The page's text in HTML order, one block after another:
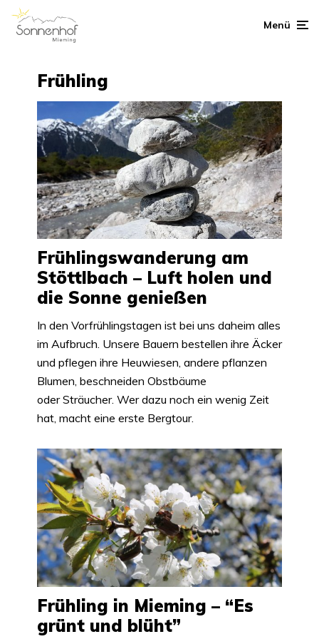
Menü
Frühling
Frühlingswanderung am
Stöttlbach – Luft holen und
die Sonne genießen
In den Vorfrühlingstagen ist bei uns daheim alles
im Aufbruch. Unsere Bauern bestellen ihre Äcker
und pflegen ihre Heuwiesen, andere pflanzen
Blumen, beschneiden Obstbäume
oder Sträucher. Wer dazu noch ein wenig Zeit
hat, macht eine erste Bergtour.
Frühling in Mieming – “Es
grünt und blüht”